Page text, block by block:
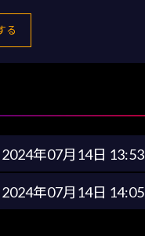
る
2024年07月14日 13:53
2024年07月14日 14:05